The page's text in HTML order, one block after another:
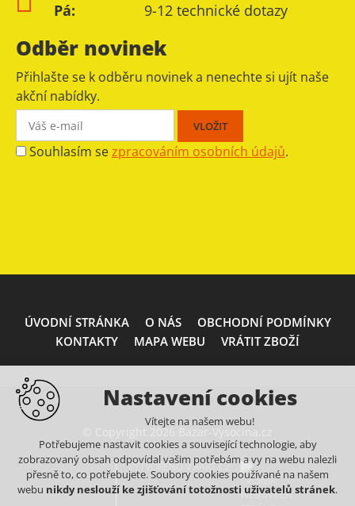
Pá:
9-12 technické dotazy
Odběr novinek
Přihlašte se k odběru novinek a nenechte si ujít naše
akční nabídky.
Souhlasím sezpracováním osobních údajů.
ÚVODNÍ STRÁNKA O NÁS
OBCHODNÍ PODMÍNKY
KONTAKTY
MAPA WEBU VRÁTIT ZBOŽÍ
© Copyright 2026 Bazar-Vysocina.cz
VYTVOŘENO V XART.CZ
Nastavení cookies
Vítejte na našem webu!
Potřebujeme nastavit cookies a související technologie, aby
zobrazovaný obsah odpovídal vašim potřebám a vy na webu nalezli
přesně to, co potřebujete. Soubory cookies používané na našem
webu nikdy neslouží ke zjišťování totožnosti uživatelů stránek.